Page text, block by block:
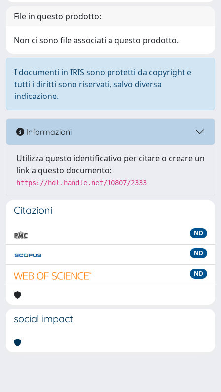
File in questo prodotto:
Non ci sono file associati a questo prodotto.
I documenti in IRIS sono protetti da copyright e
tutti i diritti sono riservati, salvo diversa
indicazione.
Informazioni
Utilizza questo identificativo per citare o creare un
link a questo documento:
https://hdl.handle.net/10807/2333
Citazioni
ND
ND
ND
social impact